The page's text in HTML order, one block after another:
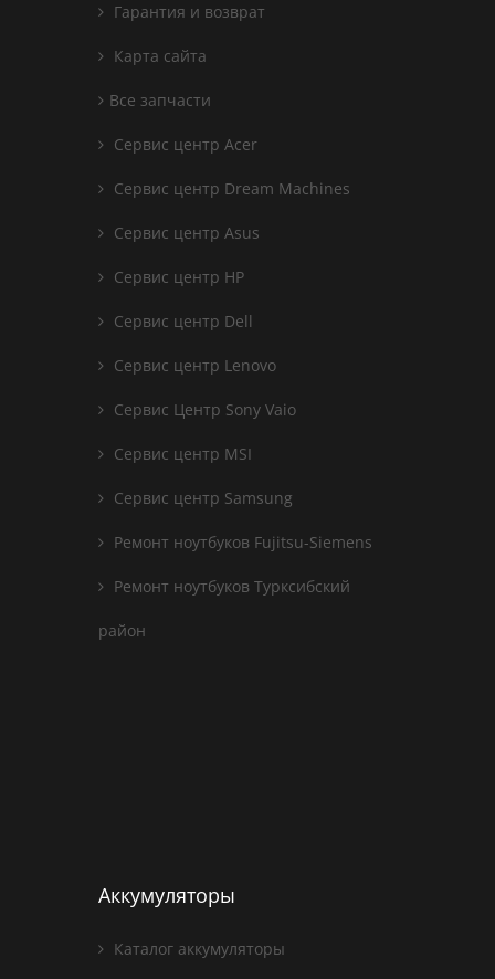
Гарантия и возврат
Карта сайта
Все запчасти
Сервис центр Acer
Сервис центр Dream Machines
Сервис центр Asus
Сервис центр HP
Сервис центр Dell
Сервис центр Lenovo
Сервис Центр Sony Vaio
Сервис центр MSI
Сервис центр Samsung
Ремонт ноутбуков Fujitsu-Siemens
Ремонт ноутбуков Турксибский
район
Аккумуляторы
Каталог аккумуляторы